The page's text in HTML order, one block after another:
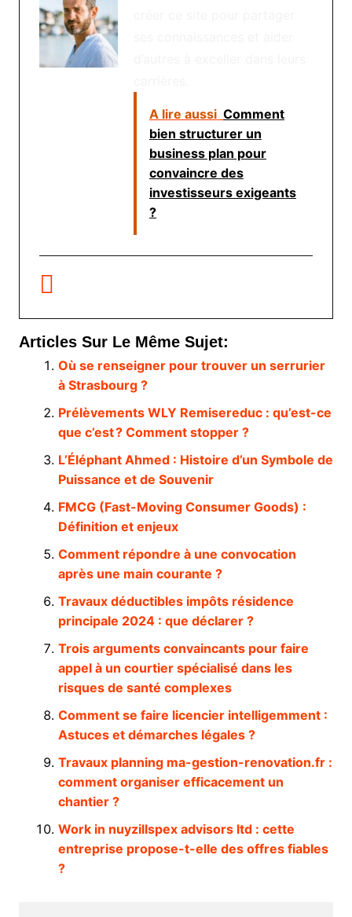
A lire aussi Comment
bien structurer un
business plan pour
convaincre des
investisseurs exigeants
?
Articles Sur Le Même Sujet:
Où se renseigner pour trouver un serrurier
à Strasbourg ?
Prélèvements WLY Remisereduc : qu’est-ce
que c’est ? Comment stopper ?
L’Éléphant Ahmed : Histoire d’un Symbole de
Puissance et de Souvenir
FMCG (Fast-Moving Consumer Goods) :
Définition et enjeux
Comment répondre à une convocation
après une main courante ?
Travaux déductibles impôts résidence
principale 2024 : que déclarer ?
Trois arguments convaincants pour faire
appel à un courtier spécialisé dans les
risques de santé complexes
Comment se faire licencier intelligemment :
Astuces et démarches légales ?
Travaux planning ma-gestion-renovation.fr :
comment organiser efficacement un
chantier ?
Work in nuyzillspex advisors ltd : cette
entreprise propose-t-elle des offres fiables
?